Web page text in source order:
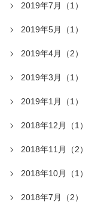
2019年7月（1）
2019年5月（1）
2019年4月（2）
2019年3月（1）
2019年1月（1）
2018年12月（1）
2018年11月（2）
2018年10月（1）
2018年7月（2）